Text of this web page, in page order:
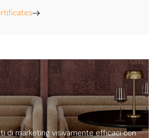
di marketing visivamente efficaci con